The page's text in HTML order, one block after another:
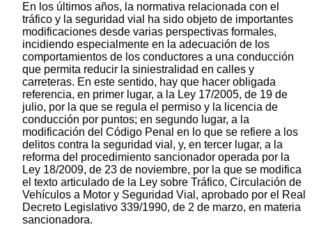
En los últimos años, la normativa relacionada con el
tráfico y la seguridad vial ha sido objeto de importantes
modificaciones desde varias perspectivas formales,
incidiendo especialmente en la adecuación de los
comportamientos de los conductores a una conducción
que permita reducir la siniestralidad en calles y
carreteras. En este sentido, hay que hacer obligada
referencia, en primer lugar, a la Ley 17/2005, de 19 de
julio, por la que se regula el permiso y la licencia de
conducción por puntos; en segundo lugar, a la
modificación del Código Penal en lo que se refiere a los
delitos contra la seguridad vial, y, en tercer lugar, a la
reforma del procedimiento sancionador operada por la
Ley 18/2009, de 23 de noviembre, por la que se modifica
el texto articulado de la Ley sobre Tráfico, Circulación de
Vehículos a Motor y Seguridad Vial, aprobado por el Real
Decreto Legislativo 339/1990, de 2 de marzo, en materia
sancionadora.